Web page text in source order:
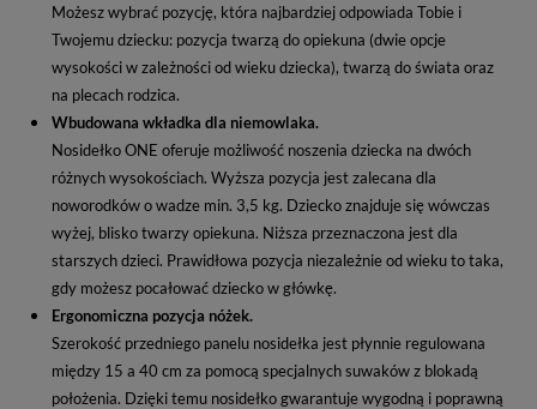
Możesz wybrać pozycję, która najbardziej odpowiada Tobie i
Twojemu dziecku: pozycja twarzą do opiekuna (dwie opcje
wysokości w zależności od wieku dziecka), twarzą do świata oraz
na plecach rodzica.
Wbudowana wkładka dla niemowlaka.
Nosidełko ONE oferuje możliwość noszenia dziecka na dwóch
różnych wysokościach. Wyższa pozycja jest zalecana dla
noworodków o wadze min. 3,5 kg. Dziecko znajduje się wówczas
wyżej, blisko twarzy opiekuna. Niższa przeznaczona jest dla
starszych dzieci. Prawidłowa pozycja niezależnie od wieku to taka,
gdy możesz pocałować dziecko w główkę.
Ergonomiczna pozycja nóżek.
Szerokość przedniego panelu nosidełka jest płynnie regulowana
między 15 a 40 cm za pomocą specjalnych suwaków z blokadą
położenia. Dzięki temu nosidełko gwarantuje wygodną i poprawną